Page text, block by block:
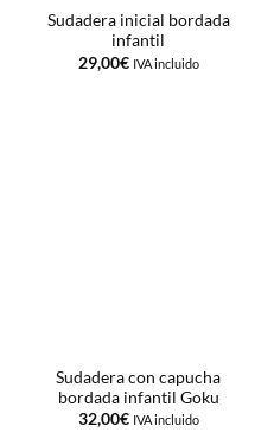
Sudadera inicial bordada
infantil
29,00€ IVA incluido
Sudadera con capucha
bordada infantil Goku
32,00€ IVA incluido